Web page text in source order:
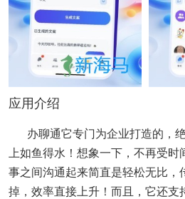
应用介绍
办聊通它专门为企业打造的，
上如鱼得水！想象一下，不再受
事之间沟通起来简直是轻松无比，
掉，效率直接上升！而且，它还支